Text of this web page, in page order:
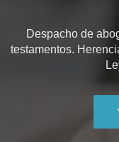
Despacho de
testamentos.